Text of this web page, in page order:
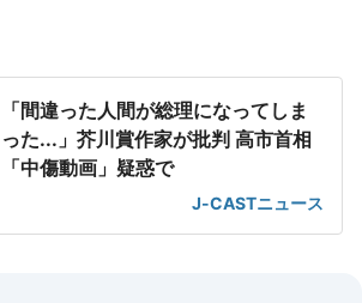
「間違った人間が総理になってしま
った...」芥川賞作家が批判 高市首相
「中傷動画」疑惑で
J-CASTニュース